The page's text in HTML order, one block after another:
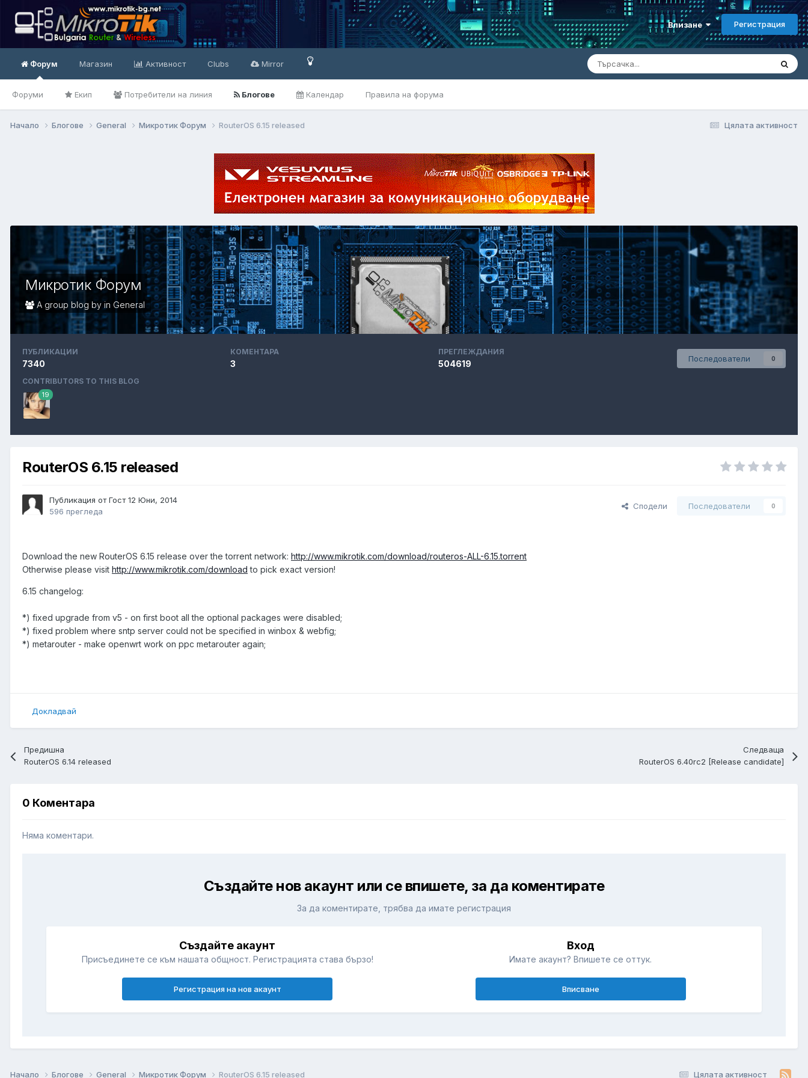
Влизане Регистрация
Форум
Форуми Екип Потребители на линия Блогове Календар Правила на форума
Магазин Активност Clubs Mirror
Цялата активност
Начало Блогове General Микротик Форум RouterOS 6.15 released
Микротик Форум
A group blog by in General
Последователи 0
ПУБЛИКАЦИИ
7340
КОМЕНТАРА
3
ПРЕГЛЕЖДАНИЯ
504619
CONTRIBUTORS TO THIS BLOG
19
RouterOS 6.15 released
Публикация от Гост12 Юни, 2014
596 прегледа
Сподели Последователи 0
Download the new RouterOS 6.15 release over the torrent network: http://www.mikrotik.com/download/routeros-ALL-6.15.torrent
Otherwise please visit http://www.mikrotik.com/download to pick exact version!
6.15 changelog:
*) fixed upgrade from v5 - on first boot all the optional packages were disabled;
*) fixed problem where sntp server could not be specified in winbox & webfig;
*) metarouter - make openwrt work on ppc metarouter again;
Докладвай
Предишна
RouterOS 6.14 released
Следваща
RouterOS 6.40rc2 [Release candidate]
0 Коментара
Няма коментари.
Създайте нов акаунт или се впишете, за да коментирате
За да коментирате, трябва да имате регистрация
Създайте акаунт
Присъединете се към нашата общност. Регистрацията става бързо!
Регистрация на нов акаунт
Вход
Имате акаунт? Впишете се оттук.
Вписване
Цялата активност
Начало Блогове General Микротик Форум RouterOS 6.15 released